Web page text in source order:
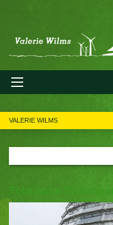
VALERIE WILMS
Politische